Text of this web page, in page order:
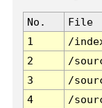
No. File
1
/
2
/
3
/
4
/